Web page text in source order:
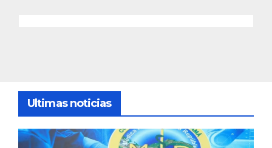
Ultimas noticias